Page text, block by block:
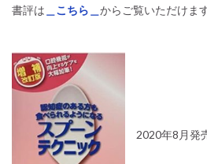
書評は ＿こちら＿ からご覧いただけます
2020年8月発